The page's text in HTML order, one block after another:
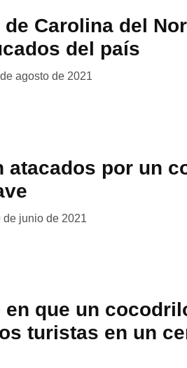
Carolina del
del país
agosto de 2021
atacados por un
de junio de 2021
en que un
turistas en un